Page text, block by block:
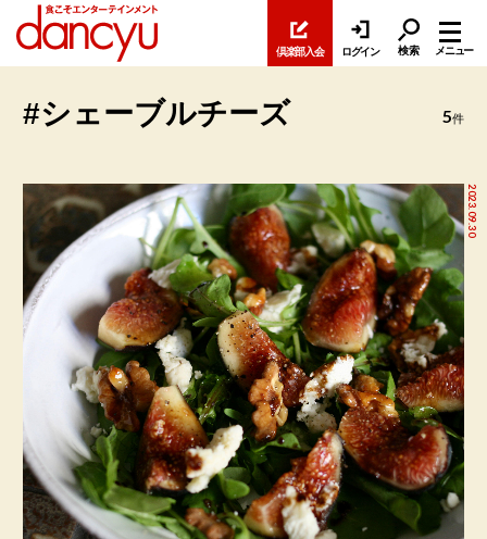
倶楽部入会 ログイン 検索 メニュー
#シェーブルチーズ 5件
2023.09.30